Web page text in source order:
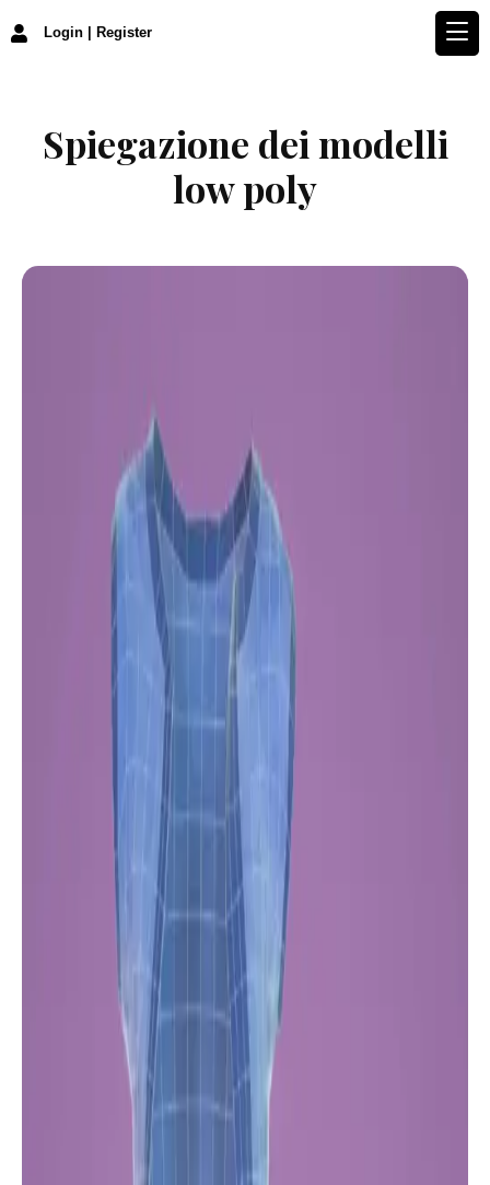
Login | Register
Spiegazione dei modelli
low poly